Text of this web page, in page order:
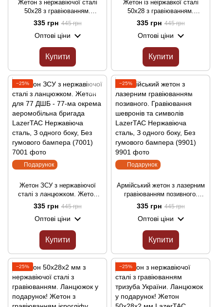
Жетон з нержавіючої сталі
50х28 з гравіюванням.
Ланцюжок у комплекті.
Гравіювання "Воля" LazerTAC
Нержавіюча сталь, З одного
боку, Без гумового бампера
(2701)
335 грн 445 грн
Оптові ціни
Купити
Жетон із неіржавкої сталі
50х28 з гравіюванням.
Ланцюжок у комплекті. Жетон
НГУ - Національна гвардія
України LazerTAC Нержавіюча
сталь, З одного боку, Без
гумового бампера (3201)
335 грн 445 грн
Оптові ціни
Купити
Подарунок
−25%
Жетон ЗСУ з нержавіючої
сталі з ланцюжком. Жетон
для 77 ДШБ - 77-ма окрема
аеромобільна бригада
LazerTAC Нержавіюча сталь,
З одного боку, Без гумового
бампера (7001)
335 грн 445 грн
Оптові ціни
Купити
Подарунок
−25%
Армійський жетон з лазерним
гравіюванням позивного.
Гравіювання шевронів та
символів LazerTAC
Нержавіюча сталь, З одного
боку, Без гумового бампера
(9901)
335 грн 445 грн
Оптові ціни
Купити
−25% −25%